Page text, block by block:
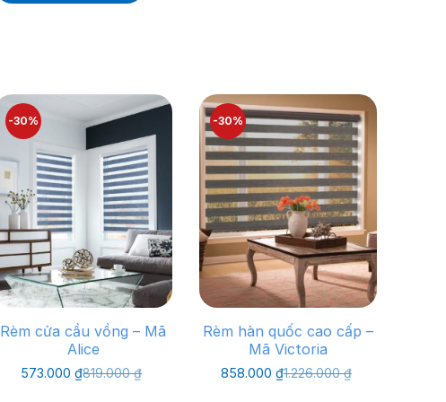
-30%
Rèm cửa cầu vồng – Mã
Alice
819.000₫
Giá
573.000₫Giá
-30%
Rèm hàn quốc cao cấp –
Mã Victoria
1.226.000₫
Giá
858.000 ₫ Giá